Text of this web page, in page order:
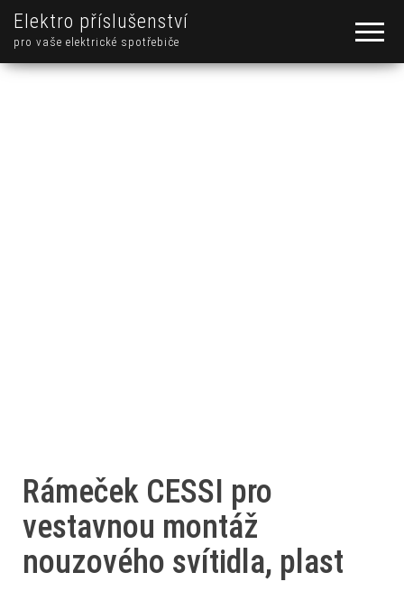
Elektro příslušenství
pro vaše elektrické spotřebiče
Rámeček CESSI pro
vestavnou montáž
nouzového svítidla, plast